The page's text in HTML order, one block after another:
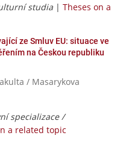
studia | Theses on a
ze Smluv EU: situace ve
na Českou republiku
/ Masarykova
specializace /
a related topic